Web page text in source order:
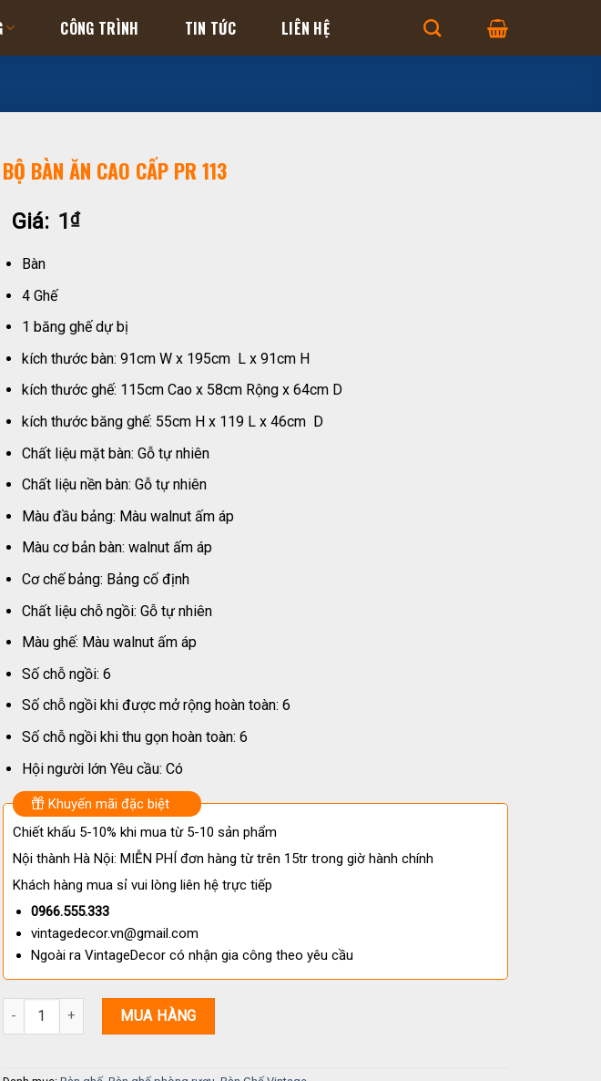
CÔNG TRÌNH TIN TỨC LIÊN HỆ
BỘ BÀN ĂN CAO CẤP PR 113
Giá: 1 ₫
Bàn
4 Ghế
1 băng ghế dự bị
kích thước bàn: 91cm W x 195cm L x 91cm H
kích thước ghế: 115cm Cao x 58cm Rộng x 64cm D
kích thước băng ghế: 55cm H x 119 L x 46cm D
Chất liệu mặt bàn: Gỗ tự nhiên
Chất liệu nền bàn: Gỗ tự nhiên
Màu đầu bảng: Màu walnut ấm áp
Màu cơ bản bàn: walnut ấm áp
Cơ chế bảng: Bảng cố định
Chất liệu chỗ ngồi: Gỗ tự nhiên
Màu ghế: Màu walnut ấm áp
Số chỗ ngồi: 6
Số chỗ ngồi khi được mở rộng hoàn toàn: 6
Số chỗ ngồi khi thu gọn hoàn toàn: 6
Hội người lớn Yêu cầu: Có
Khuyến mãi đặc biệt
Chiết khấu 5-10% khi mua từ 5-10 sản phẩm
Nội thành Hà Nội: MIỄN PHÍ đơn hàng từ trên 15tr trong giờ hành chính
Khách hàng mua sỉ vui lòng liên hệ trực tiếp
0966.555.333
vintagedecor.vn@gmail.com
Ngoài ra VintageDecor có nhận gia công theo yêu cầu
Bộ bàn ăn cao cấp PR 113 số lượng
MUA HÀNG